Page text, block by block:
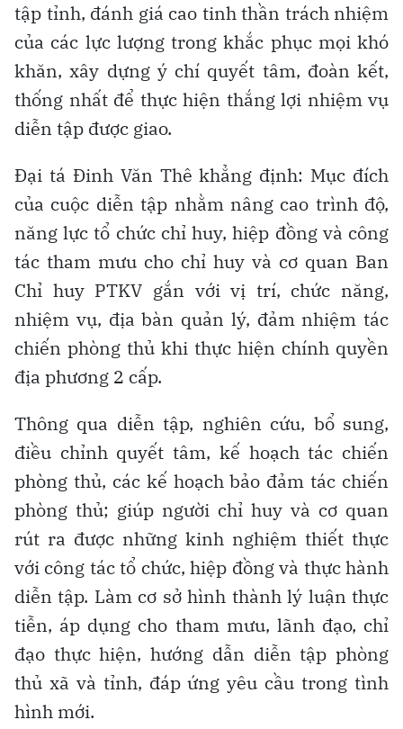
tập tỉnh, đánh giá cao tinh thần trách nhiệm
của các lực lượng trong khắc phục mọi khó
khăn, xây dựng ý chí quyết tâm, đoàn kết,
thống nhất để thực hiện thắng lợi nhiệm vụ
diễn tập được giao.
Đại tá Đinh Văn Thê khẳng định: Mục đích
của cuộc diễn tập nhằm nâng cao trình độ,
năng lực tổ chức chỉ huy, hiệp đồng và công
tác tham mưu cho chỉ huy và cơ quan Ban
Chỉ huy PTKV gắn với vị trí, chức năng,
nhiệm vụ, địa bàn quản lý, đảm nhiệm tác
chiến phòng thủ khi thực hiện chính quyền
địa phương 2 cấp.
Thông qua diễn tập, nghiên cứu, bổ sung,
điều chỉnh quyết tâm, kế hoạch tác chiến
phòng thủ, các kế hoạch bảo đảm tác chiến
phòng thủ; giúp người chỉ huy và cơ quan
rút ra được những kinh nghiệm thiết thực
với công tác tổ chức, hiệp đồng và thực hành
diễn tập. Làm cơ sở hình thành lý luận thực
tiễn, áp dụng cho tham mưu, lãnh đạo, chỉ
đạo thực hiện, hướng dẫn diễn tập phòng
thủ xã và tỉnh, đáp ứng yêu cầu trong tình
hình mới.